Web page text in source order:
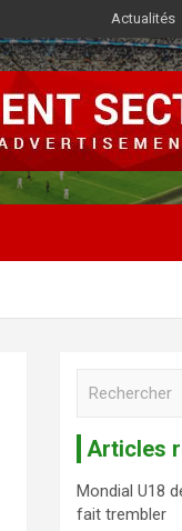
Actualités
r
c
Articles
Mondial U18
fait trembler